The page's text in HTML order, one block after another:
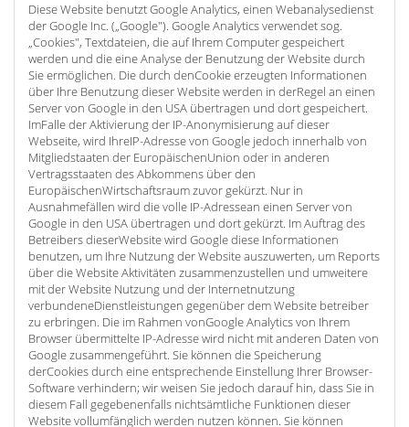
Diese Website benutzt Google Analytics, einen Webanalysedienst
der Google Inc. („Google"). Google Analytics verwendet sog.
„Cookies", Textdateien, die auf Ihrem Computer gespeichert
werden und die eine Analyse der Benutzung der Website durch
Sie ermöglichen. Die durch denCookie erzeugten Informationen
über Ihre Benutzung dieser Website werden in derRegel an einen
Server von Google in den USA übertragen und dort gespeichert.
ImFalle der Aktivierung der IP-Anonymisierung auf dieser
Webseite, wird IhreIP-Adresse von Google jedoch innerhalb von
Mitgliedstaaten der EuropäischenUnion oder in anderen
Vertragsstaaten des Abkommens über den
EuropäischenWirtschaftsraum zuvor gekürzt. Nur in
Ausnahmefällen wird die volle IP-Adressean einen Server von
Google in den USA übertragen und dort gekürzt. Im Auftrag des
Betreibers dieserWebsite wird Google diese Informationen
benutzen, um Ihre Nutzung der Website auszuwerten, um Reports
über die Website Aktivitäten zusammenzustellen und umweitere
mit der Website Nutzung und der Internetnutzung
verbundeneDienstleistungen gegenüber dem Website betreiber
zu erbringen. Die im Rahmen vonGoogle Analytics von Ihrem
Browser übermittelte IP-Adresse wird nicht mit anderen Daten von
Google zusammengeführt. Sie können die Speicherung
derCookies durch eine entsprechende Einstellung Ihrer Browser-
Software verhindern; wir weisen Sie jedoch darauf hin, dass Sie in
diesem Fall gegebenenfalls nichtsämtliche Funktionen dieser
Website vollumfänglich werden nutzen können. Sie können